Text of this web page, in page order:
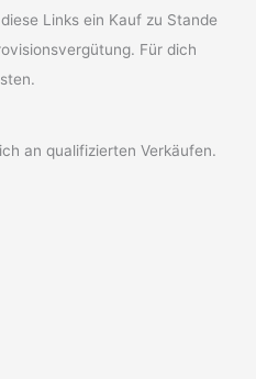
Links ein Kauf zu Stande
Für dich
an qualifizierten Verkäufen.